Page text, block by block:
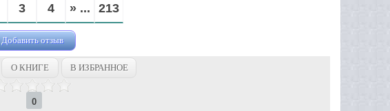
3 4 » ... 213
Добавить отзыв
О КНИГЕ В ИЗБРАННОЕ
0